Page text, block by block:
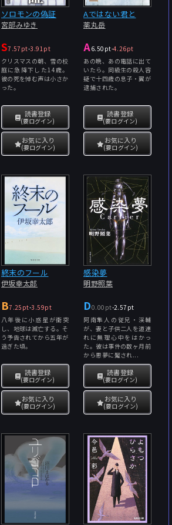
ソロモンの偽証
宮部みゆき
S7.57pt-3.91pt
クリスマスの朝、雪の校
庭に急降下した14歳。
彼の死を悼む声は小さか
った。
読書登録
(要ログイン)
お気に入り
(要ログイン)
Aではない君と
薬丸岳
A6.50pt-4.26pt
あの晩、あの電話に出て
いたら。同級生の殺人容
疑で十四歳の息子・翼が
逮捕された。
読書登録
(要ログイン)
お気に入り
(要ログイン)
終末のフール
伊坂幸太郎
B7.25pt-3.59pt
八年後に小惑星が衝突
し、地球は滅亡する。そ
う予告されてから五年が
過ぎた頃。
読書登録
(要ログイン)
お気に入り
(要ログイン)
感染夢
明野照葉
D0.00pt-2.57pt
阿南隼人の従兄・渓輔
が、妻と子供二人を道連
れに無理心中をはかっ
た。彼は事件の数ヶ月前
から悪夢に魘され...
読書登録
(要ログイン)
お気に入り
(要ログイン)